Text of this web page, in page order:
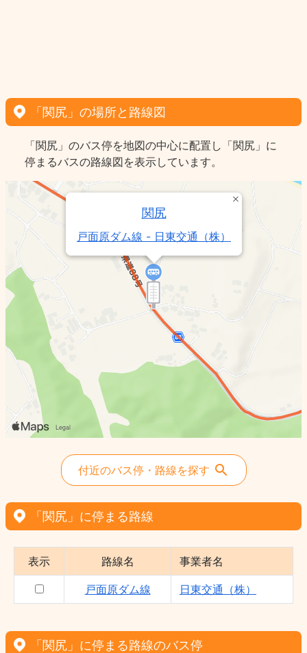
「関尻」の場所と路線図
「関尻」のバス停を地図の中心に配置し「関尻」に
停まるバスの路線図を表示しています。
関尻
戸面原ダム線 - 日東交通（株）
付近のバス停・路線を探す
「関尻」に停まる路線
表示 路線名 事業者名
戸面原ダム線 日東交通（株）
「関尻」に停まる路線のバス停